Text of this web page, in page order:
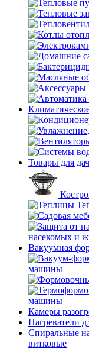
Товары для
насекомых и
Вакуумная
машины
машины
Камеры
Нагреватели
Спиральные
витковые